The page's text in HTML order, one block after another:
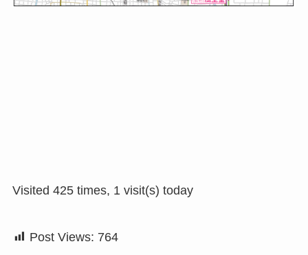
Visited 425 times, 1 visit(s) today
Post Views: 764